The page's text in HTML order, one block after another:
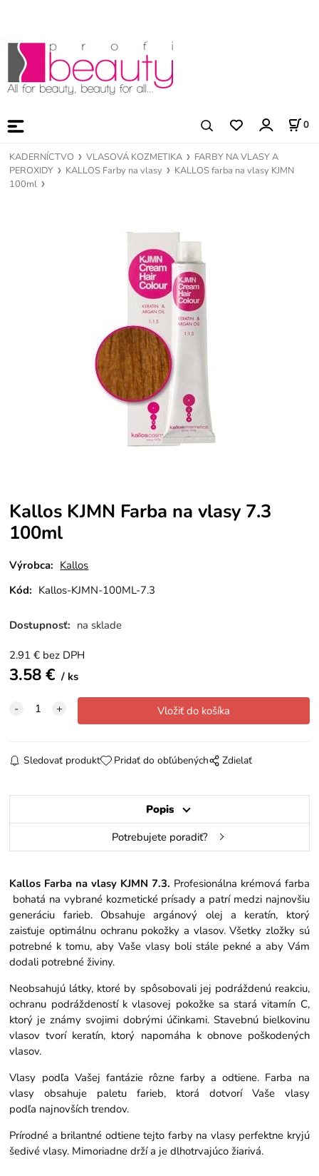
0
KADERNÍCTVO VLASOVÁ KOZMETIKA
FARBY NA VLASY A
PEROXIDY
KALLOS Farby na vlasy
KALLOS farba na vlasy KJMN
100ml
Kallos KJMN Farba na vlasy 7.3
100ml
Výrobca: Kallos
Kód: Kallos-KJMN-100ML-7.3
Dostupnosť: na sklade
2.91 € bez DPH
3.58€ ks
Sledovať produkt Pridať do obľúbených Zdielať
Popis
Potrebujete poradiť?
Kallos Farba na vlasy KJMN 7.3. Profesionálna krémová farba
bohatá na vybrané kozmetické prísady a patrí medzi najnovšiu
generáciu farieb. Obsahuje argánový olej a keratín, ktorý
zaisťuje optimálnu ochranu pokožky a vlasov. Všetky zložky sú
potrebné k tomu, aby Vaše vlasy boli stále pekné a aby Vám
dodali potrebné živiny.
Neobsahujú látky, ktoré by spôsobovali jej podráždenú reakciu,
ochranu podráždeností k vlasovej pokožke sa stará vitamín C,
ktorý je známy svojimi dobrými účinkami. Stavebnú bielkovinu
vlasov tvorí keratín, ktorý napomáha k obnove poškodených
vlasov.
Vlasy podľa Vašej fantázie rôzne farby a odtiene. Farba na
vlasy obsahuje paletu farieb, ktorá dotvorí Vaše vlasy
podľa najnovších trendov.
Prírodné a brilantné odtiene tejto farby na vlasy perfektne kryjú
šedivé vlasy. Mimoriadne drží a je dlhotrvajúco žiarivá.